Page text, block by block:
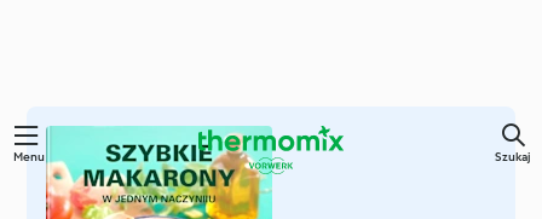
Przejdź
głównej
Menu Szukaj